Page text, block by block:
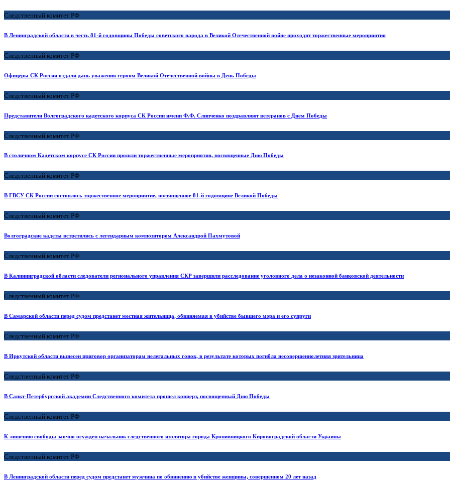
Следственный комитет РФ
В Ленинградской области в честь 81-й годовщины Победы советского народа в Великой Отечественной войне проходят торжественные мероприятия
Следственный комитет РФ
Офицеры СК России отдали дань уважения героям Великой Отечественной войны в День Победы
Следственный комитет РФ
Представители Волгоградского кадетского корпуса СК России имени Ф.Ф. Слипченко поздравляют ветеранов с Днем Победы
Следственный комитет РФ
В столичном Кадетском корпусе СК России прошли торжественные мероприятия, посвященные Дню Победы
Следственный комитет РФ
В ГВСУ СК России состоялось торжественное мероприятие, посвященное 81-й годовщине Великой Победы
Следственный комитет РФ
Волгоградские кадеты встретились с легендарным композитором Александрой Пахмутовой
Следственный комитет РФ
В Калининградской области следователи регионального управления СКР завершили расследование уголовного дела о незаконной банковской деятельности
Следственный комитет РФ
В Самарской области перед судом предстанет местная жительница, обвиняемая в убийстве бывшего мэра и его супруги
Следственный комитет РФ
В Иркутской области вынесен приговор организаторам нелегальных гонок, в результате которых погибла несовершеннолетняя зрительница
Следственный комитет РФ
В Санкт-Петербургской академии Следственного комитета прошел концерт, посвященный Дню Победы
Следственный комитет РФ
К лишению свободы заочно осужден начальник следственного изолятора города Кропивницкого Кировоградской области Украины
Следственный комитет РФ
В Ленинградской области перед судом предстанет мужчина по обвинению в убийстве женщины, совершенном 20 лет назад